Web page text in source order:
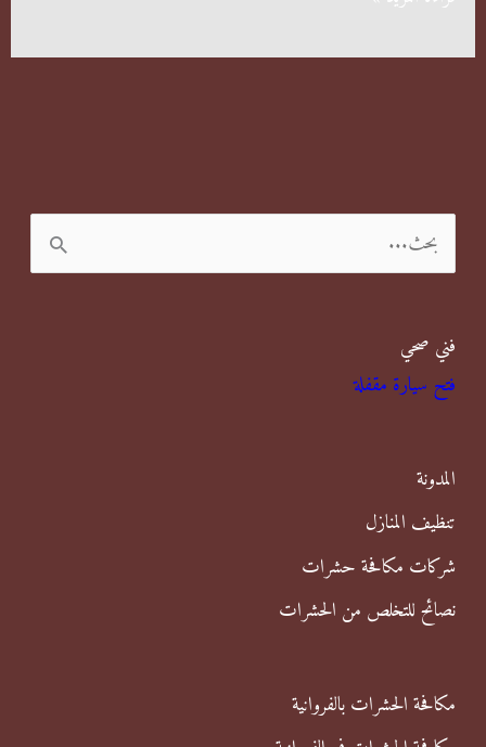
المنزلية
ل
ح
ث
ن
فني صحي
فتح سيارة مقفلة
المدونة
تنظيف المنازل
شركات مكافحة حشرات
نصائح للتخلص من الحشرات
مكافحة الحشرات بالفروانية